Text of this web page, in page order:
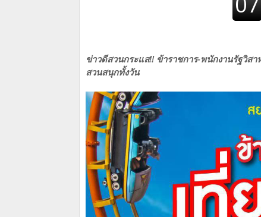
ข่าวดีสวนกระแส!! ข้าราชการ-พนักงานรัฐวิส
สวนสนุกทั้งวัน